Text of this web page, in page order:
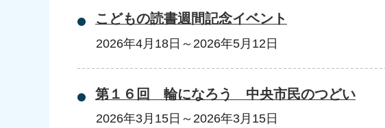
こどもの読書週間記念イベント
2026年4月18日 ～ 2026年5月12日
第１６回 輪になろう 中央市民のつどい
2026年3月15日 ～ 2026年3月15日